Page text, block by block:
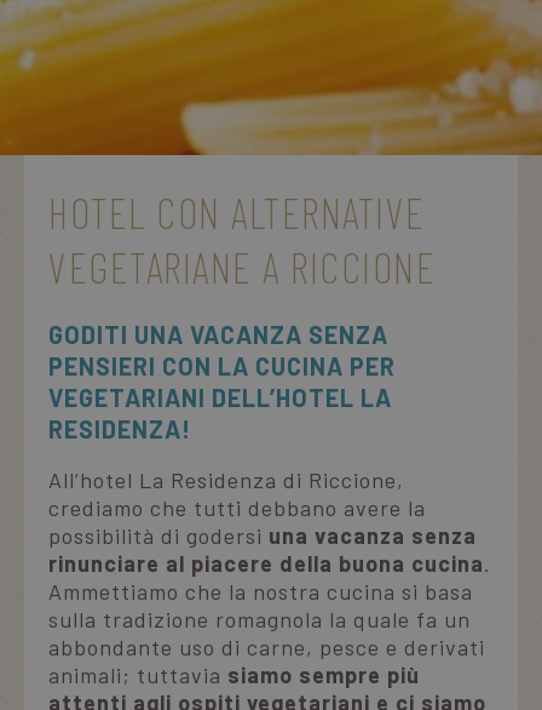
HOTEL CON ALTERNATIVE
VEGETARIANE A RICCIONE
GODITI UNA VACANZA SENZA
PENSIERI CON LA CUCINA PER
VEGETARIANI DELL’HOTEL LA
RESIDENZA!
All’hotel La Residenza di Riccione,
crediamo che tutti debbano avere la
possibilità di godersi una vacanza senza
rinunciare al piacere della buona cucina.
Ammettiamo che la nostra cucina si basa
sulla tradizione romagnola la quale fa un
abbondante uso di carne, pesce e derivati
animali; tuttavia siamo sempre più
attenti agli ospiti vegetariani e ci siamo